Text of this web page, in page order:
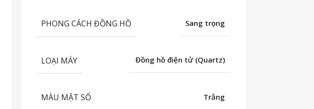
PHONG CÁCH ĐỒNG HỒ Sang trọng
LOẠI MÁY Đồng hồ điện tử (Quartz)
MÀU MẶT SỐ Trắng